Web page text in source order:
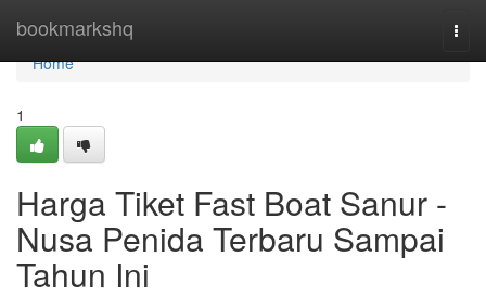
bookmarkshq
Home
Home
1
Harga Tiket Fast Boat Sanur -
Nusa Penida Terbaru Sampai
Tahun Ini